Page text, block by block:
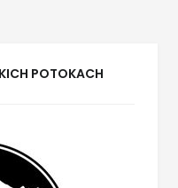
POTOKACH